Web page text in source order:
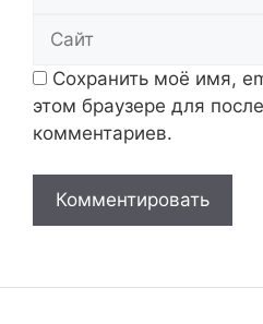
Сохранить моё имя,
этом браузере для
комментариев.